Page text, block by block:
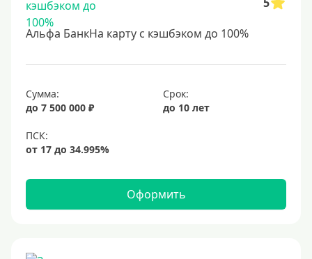
Студентам
С 18 лет
С 21 года
С 22 лет
С 23 лет
В декрете
Без обеспечения
Альфа БанкНа карту с кэшбэком до 100%
Сумма:
до 7 500 000 ₽
Срок:
до 10 лет
Оформить